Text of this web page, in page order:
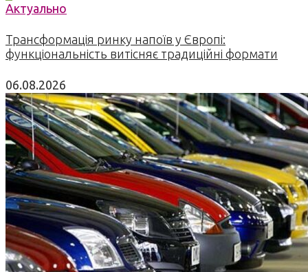
Актуально
Трансформація ринку напоїв у Європі:
функціональність витісняє традиційні формати
06.08.2026